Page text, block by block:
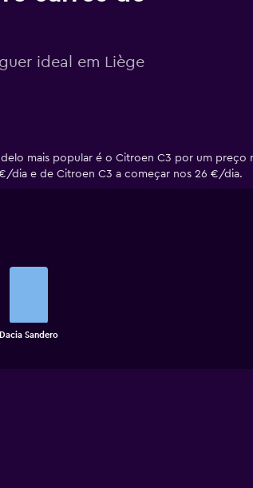
ideal em Liège
mais popular é o Citroen C3 por um preço
dia e de Citroen C3 a começar nos 26 €/dia.
Dacia Sandero